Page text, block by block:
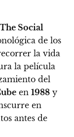
The Social
de los
la vida
la película
del
en 1988 y
en
antes de